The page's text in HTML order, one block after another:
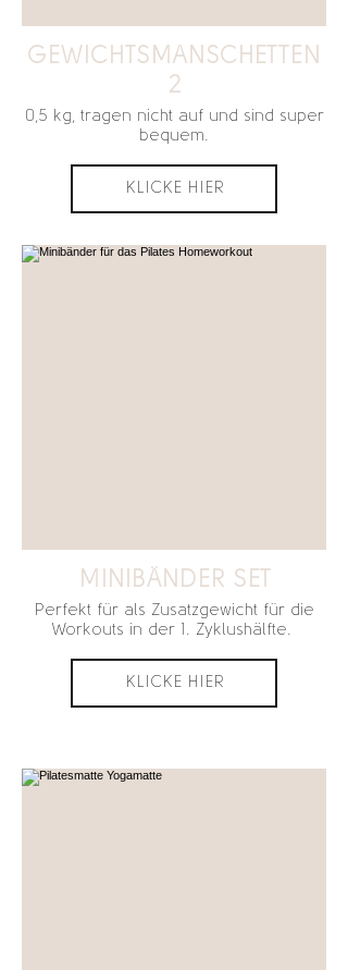
GEWICHTSMANSCHETTEN
2
0,5 kg, tragen nicht auf und sind super
bequem.
KLICKE HIER
MINIBÄNDER SET
Perfekt für als Zusatzgewicht für die
Workouts in der 1. Zyklushälfte.
KLICKE HIER